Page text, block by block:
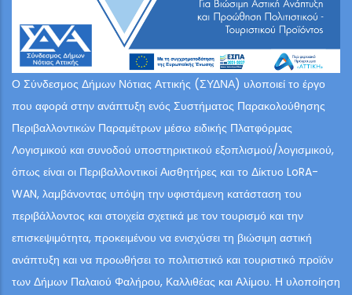
Ο Σύνδεσμος Δήμων Νότιας Αττικής (ΣΥΔΝΑ) υλοποιεί το έργο
που αφορά στην ανάπτυξη ενός Συστήματος Παρακολούθησης
Περιβαλλοντικών Παραμέτρων μέσω ειδικής Πλατφόρμας
Λογισμικού και συνοδού υποστηρικτικού εξοπλισμού/λογισμικού,
όπως είναι οι Περιβαλλοντικοί Αισθητήρες και το Δίκτυο LoRA-
WAN, λαμβάνοντας υπόψη την υφιστάμενη κατάσταση του
περιβάλλοντος και στοιχεία σχετικά με τον τουρισμό και την
επισκεψιμότητα, προκειμένου να ενισχύσει τη βιώσιμη αστική
ανάπτυξη και να προωθήσει το πολιτιστικό και τουριστικό προϊόν
των Δήμων Παλαιού Φαλήρου, Καλλιθέας και Αλίμου. Η υλοποίηση